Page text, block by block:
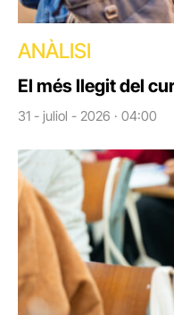
ANÀLISI
El més llegit del
31 - juliol - 2026 · 04:00